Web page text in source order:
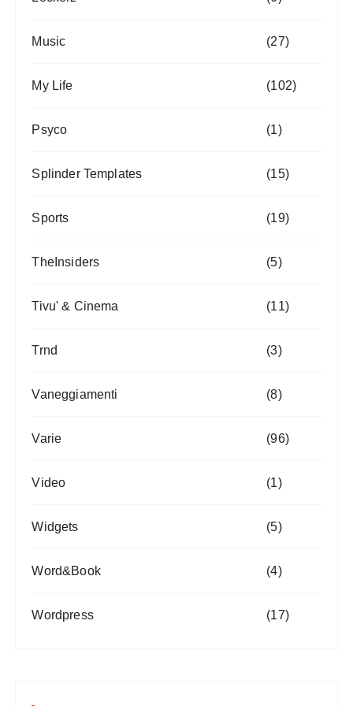
Music (27)
My Life (102)
Psyco (1)
Splinder Templates (15)
Sports (19)
TheInsiders (5)
Tivu' & Cinema (11)
Trnd (3)
Vaneggiamenti (8)
Varie (96)
Video (1)
Widgets (5)
Word&Book (4)
Wordpress (17)